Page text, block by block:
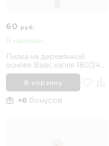
60 руб.
В наличии
Пилка на деревянной
основе Basic капля 180/240
Bruar
В корзину
+6 бонусов